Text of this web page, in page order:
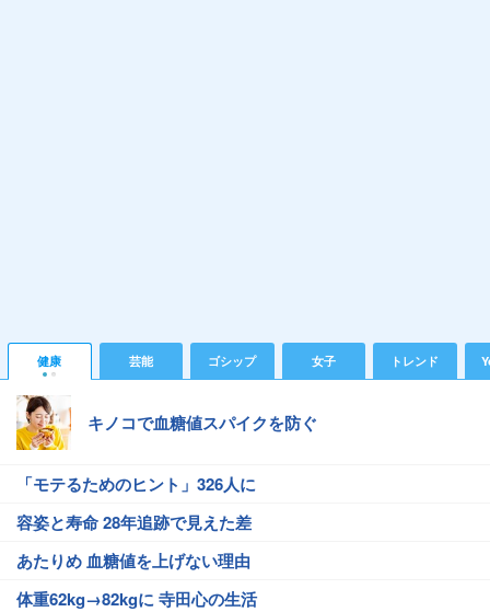
健康 芸能 ゴシップ 女子 トレンド
キノコで血糖値スパイクを防ぐ
「モテるためのヒント」326人に
容姿と寿命 28年追跡で見えた差
あたりめ 血糖値を上げない理由
体重62kg→82kgに 寺田心の生活